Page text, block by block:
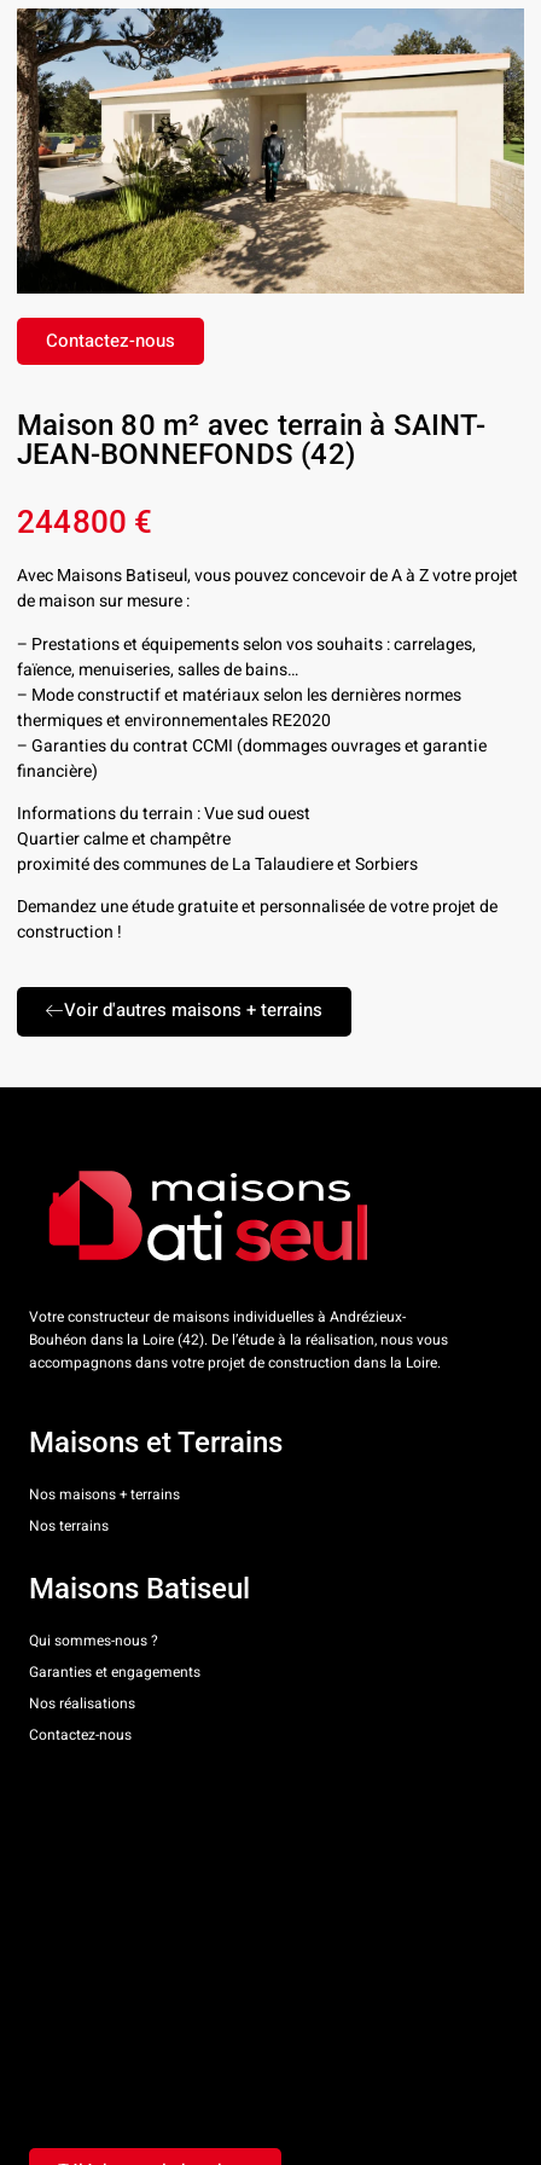
Contactez-nous
Maison 80 m² avec terrain à SAINT-
JEAN-BONNEFONDS (42)
244800 €
Avec Maisons Batiseul, vous pouvez concevoir de A à Z votre projet
de maison sur mesure :
– Prestations et équipements selon vos souhaits : carrelages,
faïence, menuiseries, salles de bains…
– Mode constructif et matériaux selon les dernières normes
thermiques et environnementales RE2020
– Garanties du contrat CCMI (dommages ouvrages et garantie
financière)
Informations du terrain : Vue sud ouest
Quartier calme et champêtre
proximité des communes de La Talaudiere et Sorbiers
Demandez une étude gratuite et personnalisée de votre projet de
construction !
Voir d'autres maisons + terrains
Votre constructeur de maisons individuelles à Andrézieux-
Bouhéon dans la Loire (42). De l’étude à la réalisation, nous vous
accompagnons dans votre projet de construction dans la Loire.
Maisons et Terrains
Nos maisons + terrains
Nos terrains
Maisons Batiseul
Qui sommes-nous ?
Garanties et engagements
Nos réalisations
Contactez-nous